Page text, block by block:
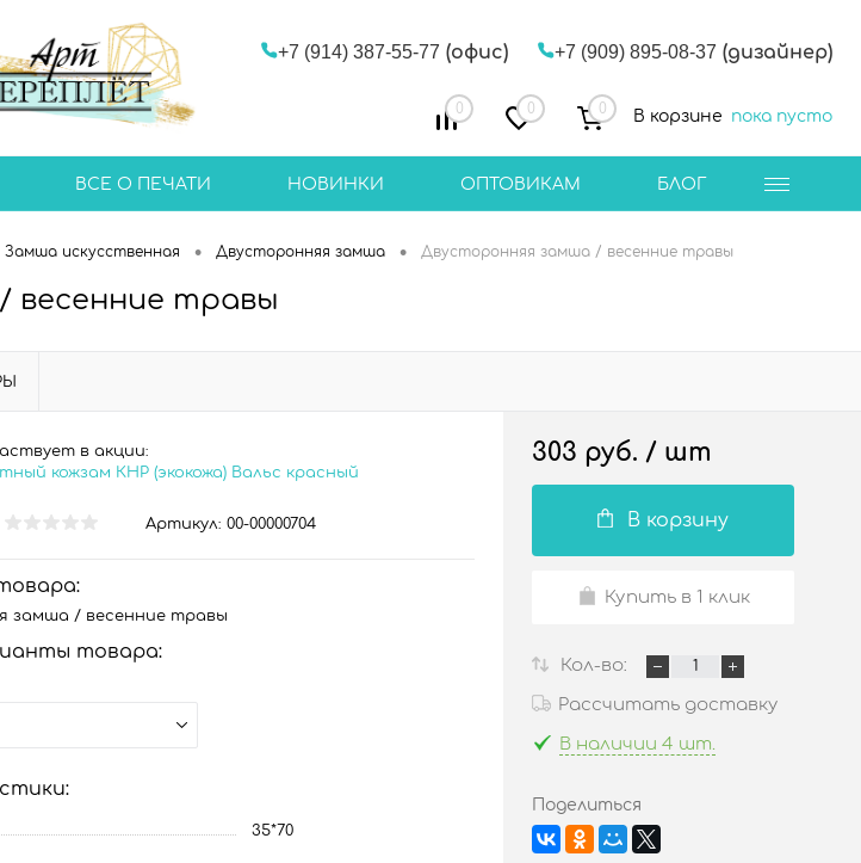
+7 (914) 387-55-77 (офис) +7 (909) 895-08-37 (дизайнер)
0 0 0 В корзине пока пусто
ВСЕ О ПЕЧАТИ НОВИНКИ ОПТОВИКАМ БЛОГ
Замша искусственная • Двусторонняя замша • Двусторонняя замша / весенние травы
весенние травы
в акции:
кожзам КНР (экокожа) Вальс красный
Артикул: 00-00000704
замша / весенние травы
товара:
35*70
303 руб. / шт
В корзину
Купить в 1 клик
Кол-во:
Рассчитать доставку
В наличии 4 шт.
Поделиться